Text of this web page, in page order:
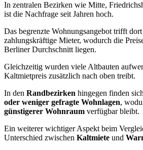
In zentralen Bezirken wie Mitte,
ist die Nachfrage seit Jahren hoch.
Das begrenzte Wohnungsangebot trifft
zahlungskräftige Mieter, wodurch die
Berliner Durchschnitt liegen.
Gleichzeitig wurden viele Altbauten
Kaltmietpreis zusätzlich nach oben treibt.
In den Randbezirken hingegen finden
oder weniger gefragte Wohnlagen,
günstigerer Wohnraum verfügbar bleibt.
Ein weiterer wichtiger Aspekt beim
Unterschied zwischen Kaltmiete und